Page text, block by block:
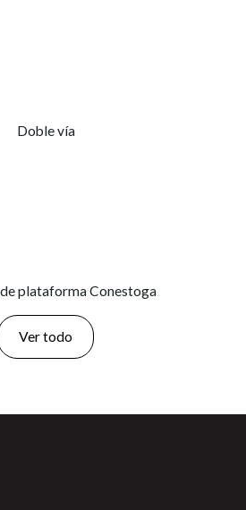
Doble vía
plataforma Conestoga
Ver todo